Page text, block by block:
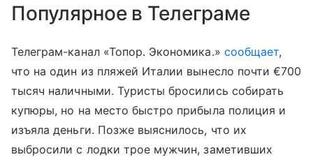
Популярное в Телеграме
Телеграм-канал «Топор. Экономика.» сообщает,
что на один из пляжей Италии вынесло почти €700
тысяч наличными. Туристы бросились собирать
купюры, но на место быстро прибыла полиция и
изъяла деньги. Позже выяснилось, что их
выбросили с лодки трое мужчин, заметивших